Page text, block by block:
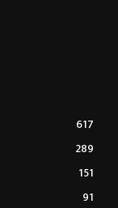
617
289
151
91